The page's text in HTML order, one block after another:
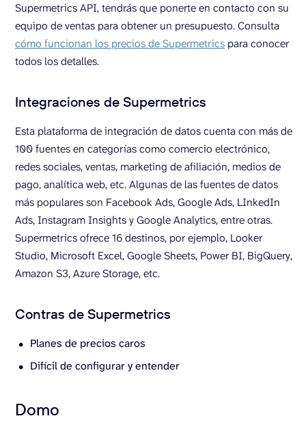
Supermetrics API, tendrás que ponerte en contacto con su
equipo de ventas para obtener un presupuesto. Consulta
cómo funcionan los precios de Supermetrics para conocer
todos los detalles.
Integraciones de Supermetrics
Esta plataforma de integración de datos cuenta con más de
100 fuentes en categorías como comercio electrónico,
redes sociales, ventas, marketing de afiliación, medios de
pago, analítica web, etc. Algunas de las fuentes de datos
más populares son Facebook Ads, Google Ads, LInkedIn
Ads, Instagram Insights y Google Analytics, entre otras.
Supermetrics ofrece 16 destinos, por ejemplo, Looker
Studio, Microsoft Excel, Google Sheets, Power BI, BigQuery,
Amazon S3, Azure Storage, etc.
Contras de Supermetrics
Planes de precios caros
Difícil de configurar y entender
Domo